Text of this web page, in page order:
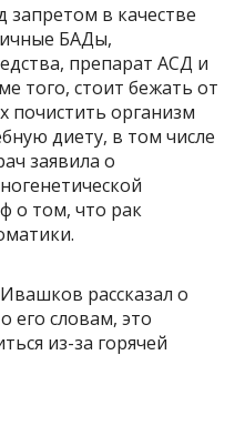
в качестве
БАДы,
препарат АСД и
того, стоит бежать от
почистить организм
диету, в том числе
заявила о
о том, что рак
рассказал о
его словам, это
из-за горячей